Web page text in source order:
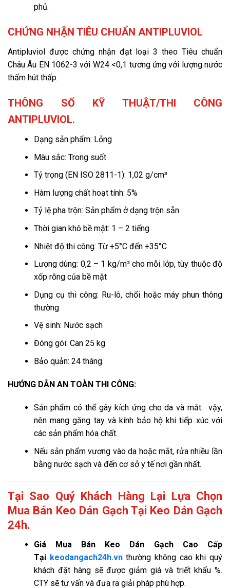
phủ.
CHỨNG NHẬN TIÊU CHUẨN ANTIPLUVIOL
Antipluviol được chứng nhận đạt loại 3 theo Tiêu chuẩn
Châu Âu EN 1062-3 với W24 <0,1 tương ứng với lượng nước
thấm hút thấp.
THÔNG SỐ KỸ THUẬT/THI CÔNG
ANTIPLUVIOL.
Dạng sản phẩm: Lỏng
Màu sắc: Trong suốt
Tỷ trọng (EN ISO 2811-1): 1,02 g/cm³
Hàm lượng chất hoạt tính: 5%
Tỷ lệ pha trộn: Sản phẩm ở dạng trộn sẵn
Thời gian khô bề mặt: 1 – 2 tiếng
Nhiệt độ thi công: Từ +5°C đến +35°C
Lượng dùng: 0,2 – 1 kg/m² cho mỗi lớp, tùy thuộc độ
xốp rỗng của bề mặt
Dụng cụ thi công: Ru-lô, chổi hoặc máy phun thông
thường
Vệ sinh: Nước sạch
Đóng gói: Can 25 kg
Bảo quản: 24 tháng.
HƯỚNG DẪN AN TOÀN THI CÔNG:
Sản phẩm có thể gây kích ứng cho da và mắt. vậy,
nên mang găng tay và kính bảo hộ khi tiếp xúc với
các sản phẩm hóa chất.
Nếu sản phẩm vương vào da hoặc mắt, rửa nhiều lần
bằng nước sạch và đến cơ sở y tế nơi gần nhất.
Tại Sao Quý Khách Hàng Lại Lựa Chọn
Mua Bán Keo Dán Gạch Tại Keo Dán Gạch
24h.
GiáMua Bán Keo Dán Gạch Cao Cấp
Tại keodangach24h.vn thường không cao khi quý
khách đặt hàng sẽ được giảm giá và triết khấu %.
CTY sẽ tư vấn và đưa ra giải pháp phù hợp.